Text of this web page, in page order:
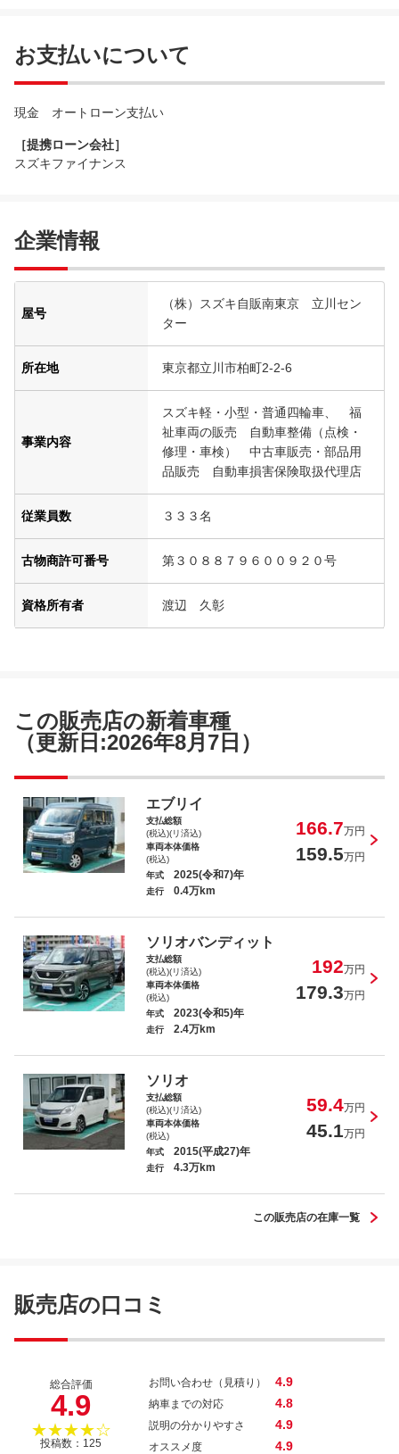
お支払いについて
現金 オートローン支払い
［提携ローン会社］
スズキファイナンス
企業情報
屋号
（株）スズキ自販南東京 立川セン
ター
所在地 東京都立川市柏町2-2-6
事業内容
スズキ軽・小型・普通四輪車、 福
祉車両の販売 自動車整備（点検・
修理・車検） 中古車販売・部品用
品販売 自動車損害保険取扱代理店
従業員数 ３３３名
古物商許可番号 第３０８８７９６００９２０号
資格所有者 渡辺 久彰
この販売店の新着車種
（更新日:2026年8月7日）
エブリイ
支払総額
(税込)(リ済込)
166.7万円
車両本体価格
(税込)
159.5万円
年式 2025(令和7)年
走行 0.4万km
ソリオバンディット
支払総額
(税込)(リ済込)
192万円
車両本体価格
(税込)
179.3万円
年式 2023(令和5)年
走行 2.4万km
ソリオ
支払総額
(税込)(リ済込)
59.4万円
車両本体価格
(税込)
45.1万円
年式 2015(平成27)年
走行 4.3万km
この販売店の在庫一覧
販売店の口コミ
総合評価
4.9
★★★★☆
投稿数：125
お問い合わせ（見積り） 4.9
納車までの対応 4.8
説明の分かりやすさ 4.9
オススメ度 4.9